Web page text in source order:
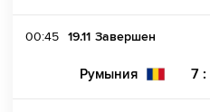
00:45 19.11 Завершен
Румыния 7 :